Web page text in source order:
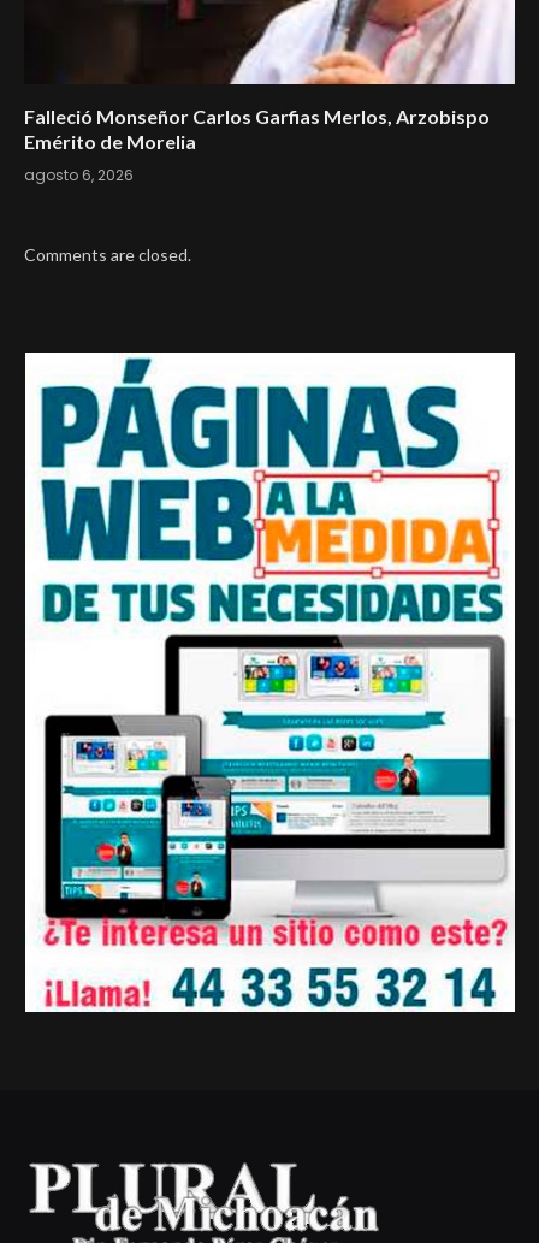
Falleció Monseñor Carlos Garfias Merlos, Arzobispo
Emérito de Morelia
agosto 6, 2026
Comments are closed.